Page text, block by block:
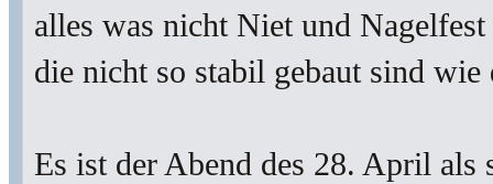
alles was nicht Niet und
die nicht so stabil gebaut sind
Es ist der Abend des 28. April als